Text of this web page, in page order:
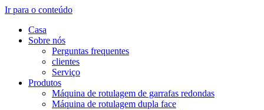
Ir para o conteúdo
Casa
Sobre nós
Perguntas frequentes
clientes
Serviço
Produtos
Máquina de rotulagem de garrafas redondas
Máquina de rotulagem dupla face